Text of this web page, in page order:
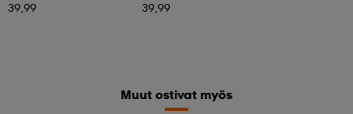
39,99 39,99
Muut ostivat myös